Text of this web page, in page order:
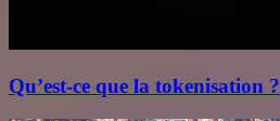
Qu’est‑ce que la tokenisation ?